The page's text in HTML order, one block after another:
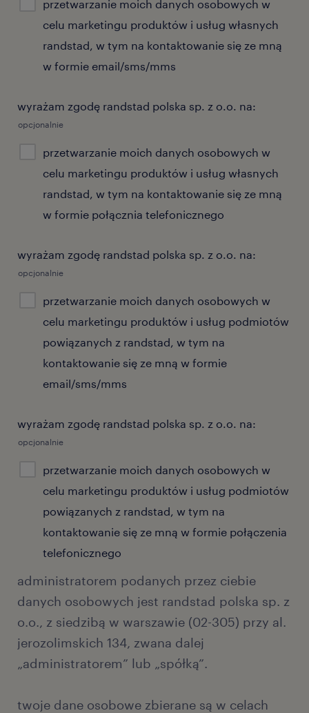
przetwarzanie moich danych osobowych w
celu marketingu produktów i usług własnych
randstad, w tym na kontaktowanie się ze mną
w formie email/sms/mms
wyrażam zgodę randstad polska sp. z o.o. na:
opcjonalnie
przetwarzanie moich danych osobowych w
celu marketingu produktów i usług własnych
randstad, w tym na kontaktowanie się ze mną
w formie połącznia telefonicznego
wyrażam zgodę randstad polska sp. z o.o. na:
opcjonalnie
przetwarzanie moich danych osobowych w
celu marketingu produktów i usług podmiotów
powiązanych z randstad, w tym na
kontaktowanie się ze mną w formie
email/sms/mms
wyrażam zgodę randstad polska sp. z o.o. na:
opcjonalnie
przetwarzanie moich danych osobowych w
celu marketingu produktów i usług podmiotów
powiązanych z randstad, w tym na
kontaktowanie się ze mną w formie połączenia
telefonicznego
administratorem podanych przez ciebie
danych osobowych jest randstad polska sp. z
o.o., z siedzibą w warszawie (02-305) przy al.
jerozolimskich 134, zwana dalej
„administratorem” lub „spółką”.
twoje dane osobowe zbierane są w celach